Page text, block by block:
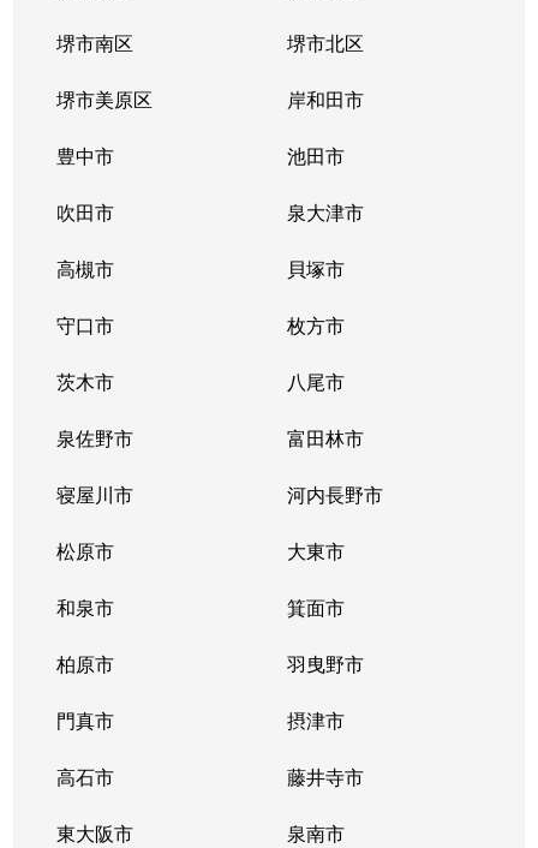
堺市南区 堺市北区
堺市美原区 岸和田市
豊中市 池田市
吹田市 泉大津市
高槻市 貝塚市
守口市 枚方市
茨木市 八尾市
泉佐野市 富田林市
寝屋川市 河内長野市
松原市 大東市
和泉市 箕面市
柏原市 羽曳野市
門真市 摂津市
高石市 藤井寺市
東大阪市 泉南市